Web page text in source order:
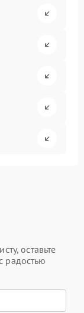
оставьте
радостью